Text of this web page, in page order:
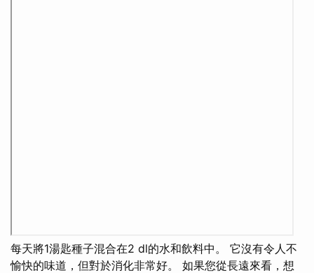
每天將1湯匙種子混合在2 dl的水和飲料中。 它沒有令人不
愉快的味道，但對於消化非常好。 如果您從長遠來看，想